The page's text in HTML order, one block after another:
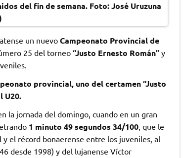
del fin de semana. Foto: José Uruzuna
un nuevo Campeonato Provincial de
25 del torneo“Justo Ernesto Román”y
provincial, uno del certamen “Justo
U20.
la jornada del domingo, cuando en un gran
1 minuto 49 segundos 34/100, que le
el récord bonaerense entre los juveniles, al
desde 1998) y del lujanense Víctor